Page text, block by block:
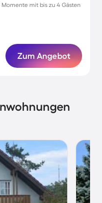
mit bis zu 4 Gästen
Zum Angebot